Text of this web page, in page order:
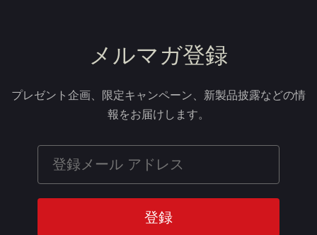
メルマガ登録
プレゼント企画、限定キャンペーン、新製品披露などの情
報をお届けします。